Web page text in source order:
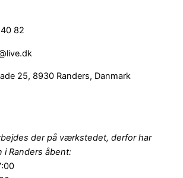
82
25, 8930 Randers, Danmark
der på værkstedet, derfor har
i Randers åbent: